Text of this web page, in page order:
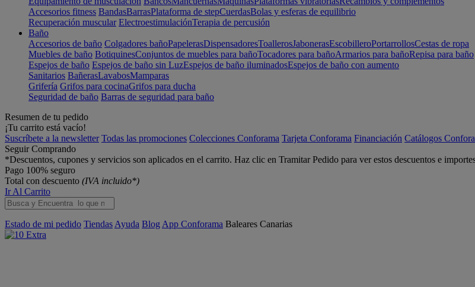
Accesorios fitness BandasBarrasPlataforma de stepCuerdasBolas y esferas de equilibrio
Recuperación muscular ElectroestimulaciónTerapia de percusión
Baño
Accesorios de baño Colgadores bañoPapelerasDispensadoresToallerosJabonerasEscobilleroPortarrollosCestas de ropa
Muebles de baño BotiquinesConjuntos de muebles para bañoTocadores para bañoArmarios para bañoRepisa para baño
Espejos de baño Espejos de baño sin LuzEspejos de baño iluminadosEspejos de baño con aumento
Sanitarios BañerasLavabosMamparas
Grifería Grifos para cocinaGrifos para ducha
Seguridad de baño Barras de seguridad para baño
Resumen de tu pedido
¡Tu carrito está vacío!
Suscríbete a la newsletter Todas las promociones Colecciones Conforama Tarjeta Conforama Financiación Catálogos
Seguir Comprando
*Descuentos, cupones y servicios son aplicados en el carrito. Haz clic en Tramitar Pedido para ver estos descuentos e
Pago 100% seguro
Total con descuento (IVA incluido*)
Ir Al Carrito
Estado de mi pedido Tiendas Ayuda Blog App Conforama Baleares Canarias